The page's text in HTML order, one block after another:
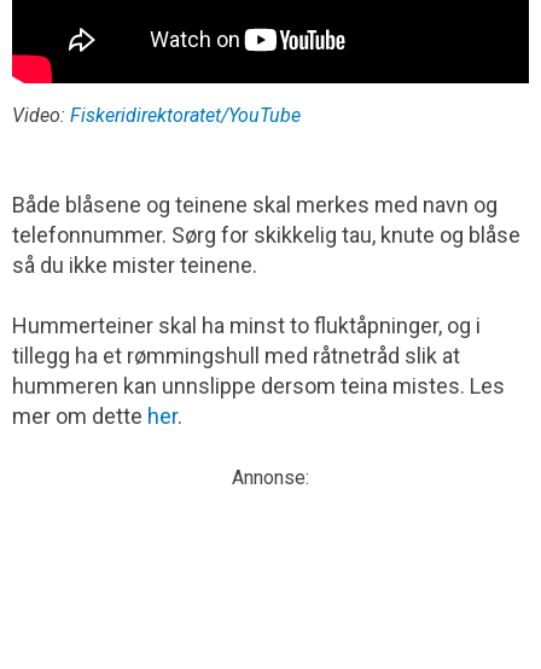
Video: Fiskeridirektoratet/YouTube
Både blåsene og teinene skal merkes med navn og
telefonnummer. Sørg for skikkelig tau, knute og blåse
så du ikke mister teinene.
Hummerteiner skal ha minst to fluktåpninger, og i
tillegg ha et rømmingshull med råtnetråd slik at
hummeren kan unnslippe dersom teina mistes. Les
mer om dette her.
Annonse: